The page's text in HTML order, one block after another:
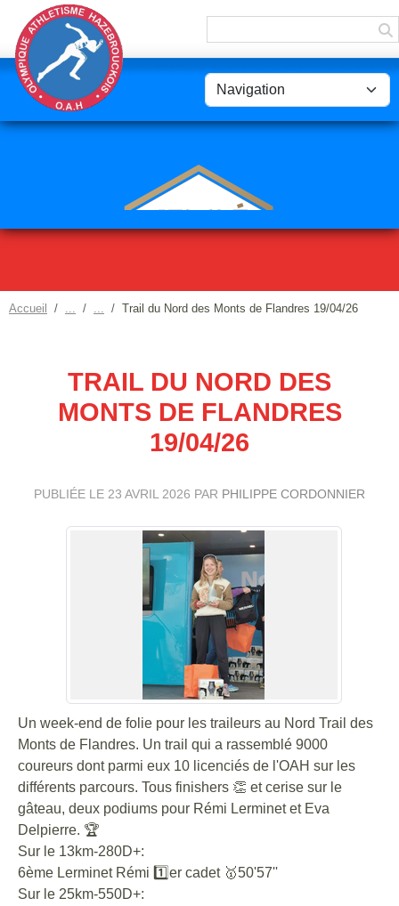
Accueil Trail du Nord des Monts de Flandres 19/04/26
TRAIL DU NORD DES
MONTS DE FLANDRES
19/04/26
PUBLIÉE LE 23 AVRIL 2026 PAR PHILIPPE CORDONNIER
Un week-end de folie pour les traileurs au Nord Trail des
Monts de Flandres. Un trail qui a rassemblé 9000
coureurs dont parmi eux 10 licenciés de l'OAH sur les
différents parcours. Tous finishers 👏 et cerise sur le
gâteau, deux podiums pour Rémi Lerminet et Eva
Delpierre. 🏆
Sur le 13km-280D+:
6ème Lerminet Rémi 1️⃣er cadet 🥇50'57''
Sur le 25km-550D+:
Panneau de gestion des cookies